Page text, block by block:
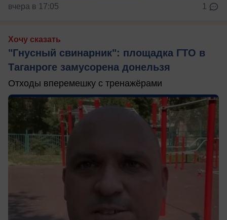
вчера в 17:05 1
Хочу сказать
"Гнусный свинарник": площадка ГТО в
Таганроге замусорена донельзя
Отходы вперемешку с тренажёрами